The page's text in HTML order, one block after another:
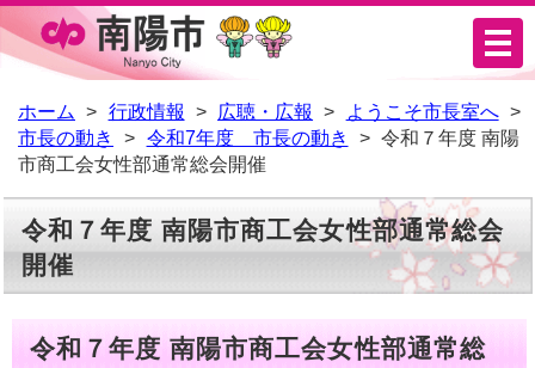
ニ
ュ
ー
ホーム 行政情報 広聴・広報
ようこそ市長室へ
市長の動き
令和7年度 市長の動き
令和７年度 南陽
市商工会女性部通常総会開催
令和７年度 南陽市商工会女性部通常総会
開催
令和７年度 南陽市商工会女性部通常総